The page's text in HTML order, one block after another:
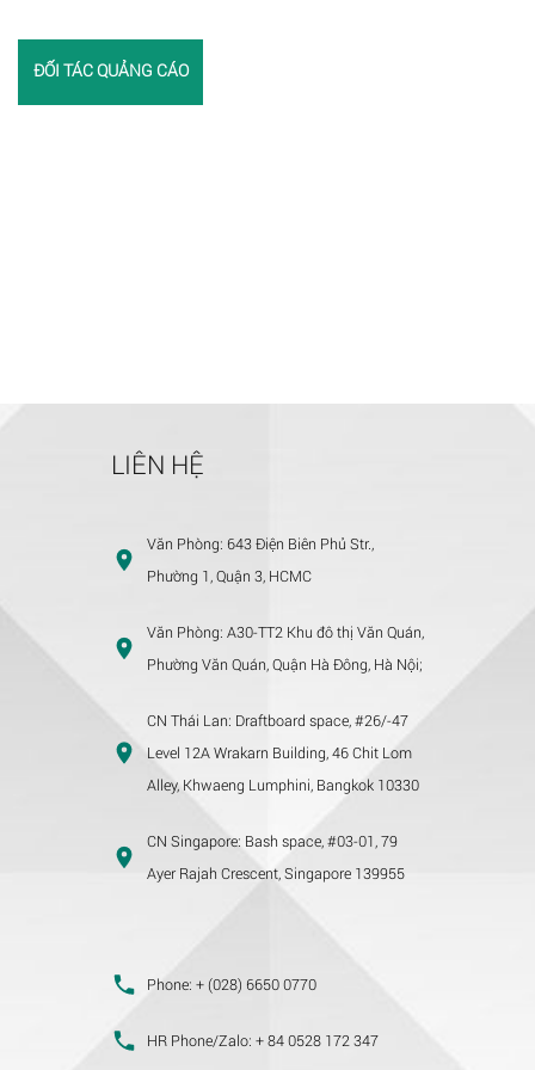
ĐỐI TÁC QUẢNG CÁO
LIÊN HỆ
Văn Phòng: 643 Điện Biên Phủ Str.,
Phường 1, Quận 3, HCMC
Văn Phòng: A30-TT2 Khu đô thị Văn Quán,
Phường Văn Quán, Quận Hà Đông, Hà Nội;
CN Thái Lan: Draftboard space, #26/-47
Level 12A Wrakarn Building, 46 Chit Lom
Alley, Khwaeng Lumphini, Bangkok 10330
CN Singapore: Bash space, #03-01, 79
Ayer Rajah Crescent, Singapore 139955
Phone: + (028) 6650 0770
HR Phone/Zalo: + 84 0528 172 347